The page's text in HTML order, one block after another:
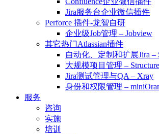
Jira服务台企业微信插件
Perforce 插件-龙智自研
企业级Job管理 – Jobview
其它热门Atlassian插件
自动化、定制和扩展Jira –
大规模项目管理 – Structure
Jira测试管理与QA – Xray
身份和权限管理 –
服务
咨询
实施
培训